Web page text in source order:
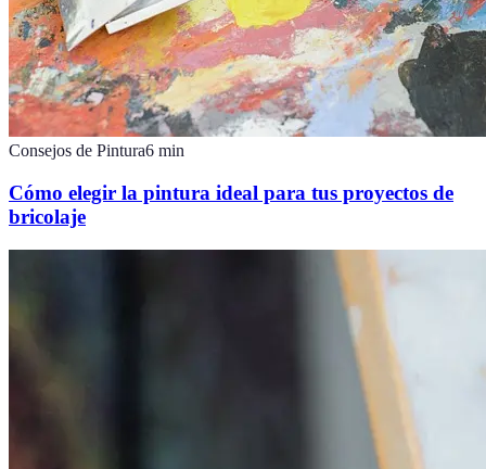
Consejos de Pintura6 min
Cómo elegir la pintura ideal para tus proyectos de
bricolaje